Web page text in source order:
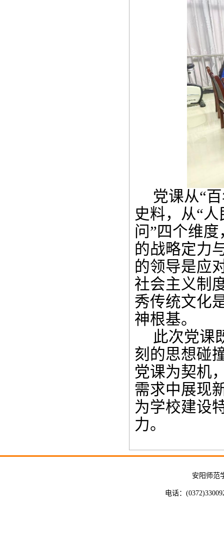
党课从“
史料，从“人
问”四个维
的战略定力
的领导是应
社会主义制
秀传统文化
神根基。
此次党课
刻的思想碰
党课为契机
需求中展现
为学校建设
力。
安阳师范
电话：